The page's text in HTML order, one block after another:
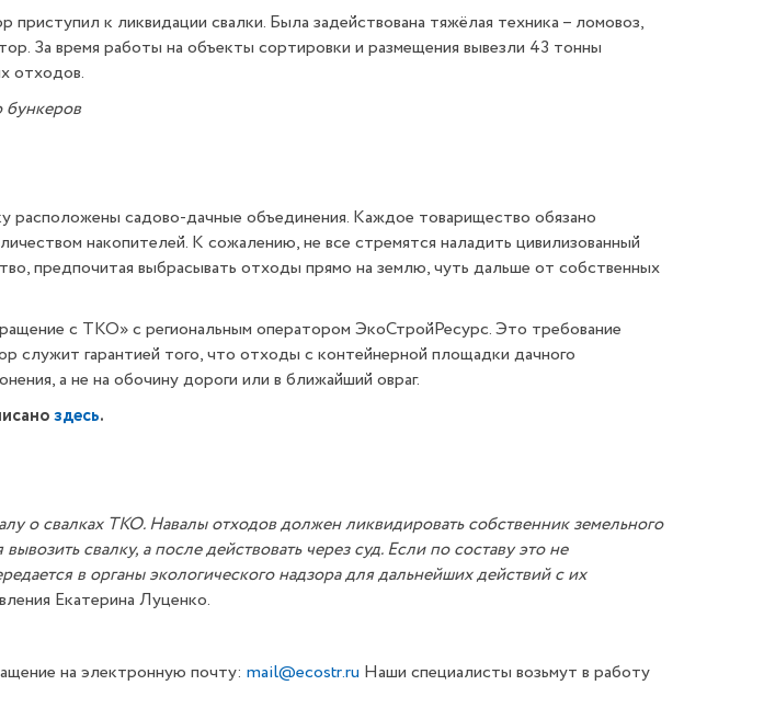
приступил к ликвидации свалки. Была задействована тяжёлая техника – ломовоз,
За время работы на объекты сортировки и размещения вывезли 43 тонны
отходов.
бункеров
расположены садово-дачные объединения. Каждое товарищество обязано
накопителей. К сожалению, не все стремятся наладить цивилизованный
предпочитая выбрасывать отходы прямо на землю, чуть дальше от собственных
с ТКО» с региональным оператором ЭкоСтройРесурс. Это требование
гарантией того, что отходы с контейнерной площадки дачного
а не на обочину дороги или в ближайший овраг.
здесь.
о свалках ТКО. Навалы отходов должен ликвидировать собственник земельного
свалку, а после действовать через суд.Если по составу это не
в органы экологического надзора для дальнейших действий с их
Екатерина Луценко.
на электронную почту: mail@ecostr.ru Наши специалисты возьмут в работу